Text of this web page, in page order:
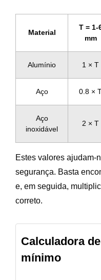
Material
T = 1-
mm
Alumínio 1 × T
Aço 0.8 ×
Aço
inoxidável
2 × T
Estes valores ajudam-
segurança. Basta
e, em seguida,
correto.
Calculadora
mínimo